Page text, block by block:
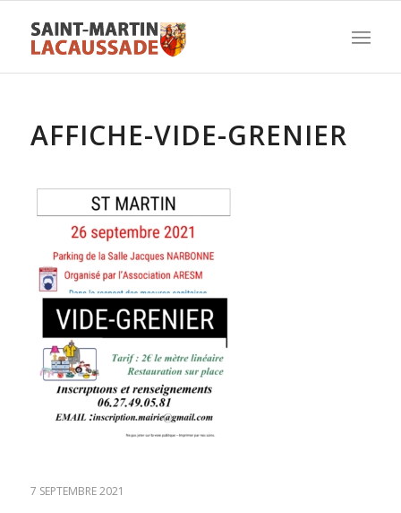
AFFICHE-VIDE-GRENIER
7 SEPTEMBRE 2021